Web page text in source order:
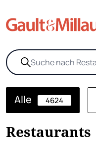
Alle 4624
Restaurants